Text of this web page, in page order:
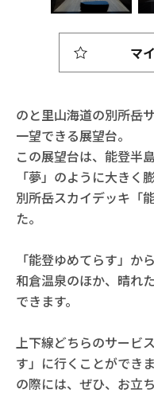
のと里山海道の別所岳
一望できる展望台。
この展望台は、能登半
「夢」のように大きく
別所岳スカイデッキ「
た。
「能登ゆめてらす」か
和倉温泉のほか、晴れ
できます。
上下線どちらのサービ
す」に行くことができ
の際には、ぜひ、お立
マ